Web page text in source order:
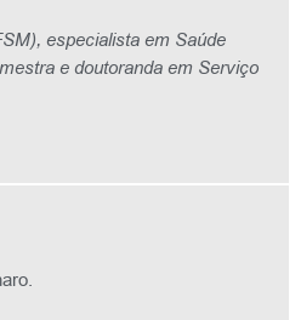
especialista em Saúde
e doutoranda em Serviço